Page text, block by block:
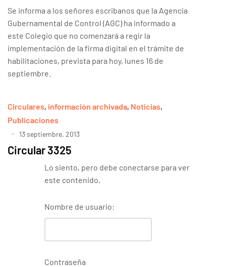
Se informa a los señores escribanos que la Agencia
Gubernamental de Control (AGC) ha informado a
este Colegio que no comenzará a regir la
implementación de la firma digital en el trámite de
habilitaciones, prevista para hoy, lunes 16 de
septiembre.
Circulares, información archivada, Noticias,
Publicaciones
13 septiembre, 2013
Circular 3325
Lo siento, pero debe conectarse para ver
este contenido,
Nombre de usuario:
Contraseña